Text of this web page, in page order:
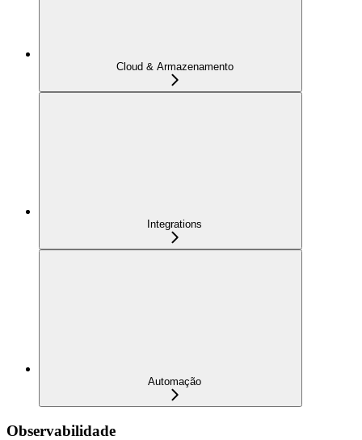
Cloud & Armazenamento
Integrations
Automação
Observabilidade